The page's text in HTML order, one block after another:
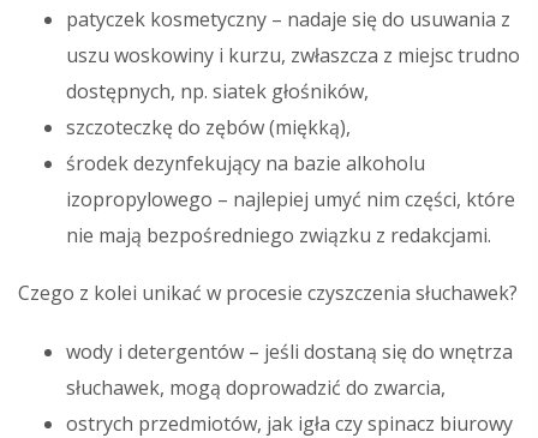
patyczek kosmetyczny – nadaje się do usuwania z
uszu woskowiny i kurzu, zwłaszcza z miejsc trudno
dostępnych, np. siatek głośników,
szczoteczkę do zębów (miękką),
środek dezynfekujący na bazie alkoholu
izopropylowego – najlepiej umyć nim części, które
nie mają bezpośredniego związku z redakcjami.
Czego z kolei unikać w procesie czyszczenia słuchawek?
wody i detergentów – jeśli dostaną się do wnętrza
słuchawek, mogą doprowadzić do zwarcia,
ostrych przedmiotów, jak igła czy spinacz biurowy